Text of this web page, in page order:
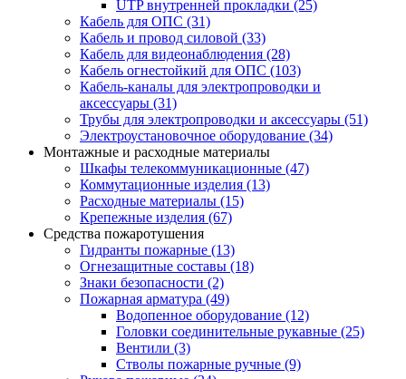
UTP внутренней прокладки (25)
Кабель для ОПС (31)
Кабель и провод силовой (33)
Кабель для видеонаблюдения (28)
Кабель огнестойкий для ОПС (103)
Кабель-каналы для электропроводки и
аксессуары (31)
Трубы для электропроводки и аксессуары (51)
Электроустановочное оборудование (34)
Монтажные и расходные материалы
Шкафы телекоммуникационные (47)
Коммутационные изделия (13)
Расходные материалы (15)
Крепежные изделия (67)
Средства пожаротушения
Гидранты пожарные (13)
Огнезащитные составы (18)
Знаки безопасности (2)
Пожарная арматура (49)
Водопенное оборудование (12)
Головки соединительные рукавные (25)
Вентили (3)
Стволы пожарные ручные (9)